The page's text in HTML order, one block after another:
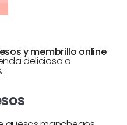
y membrillo online
deliciosa o